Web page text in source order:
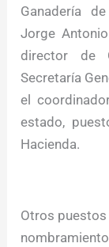
Ganadería
Jorge
director de
Secretaría
el
estado,
Hacienda.
Otros